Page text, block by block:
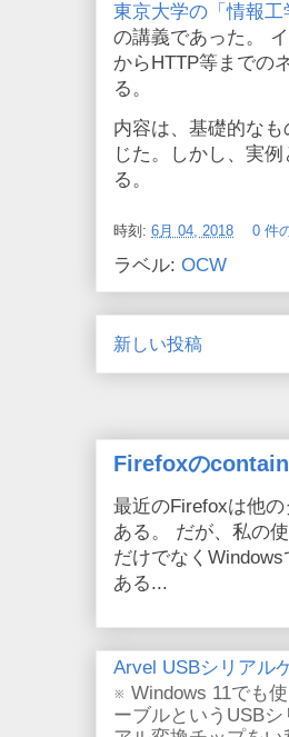
東京大学の「情報工
の講義であった。
からHTTP等までの
る。
内容は、基礎的な
じた。しかし、実
る。
時刻: 6月 04, 2018 0 件
ラベル: OCW
新しい投稿
Firefoxの
最近のFirefoxは他
ある。 だが、私の
だけでなく
ある...
Arvel USBシリアル
※ Windows 11でも
ーブルというUSB